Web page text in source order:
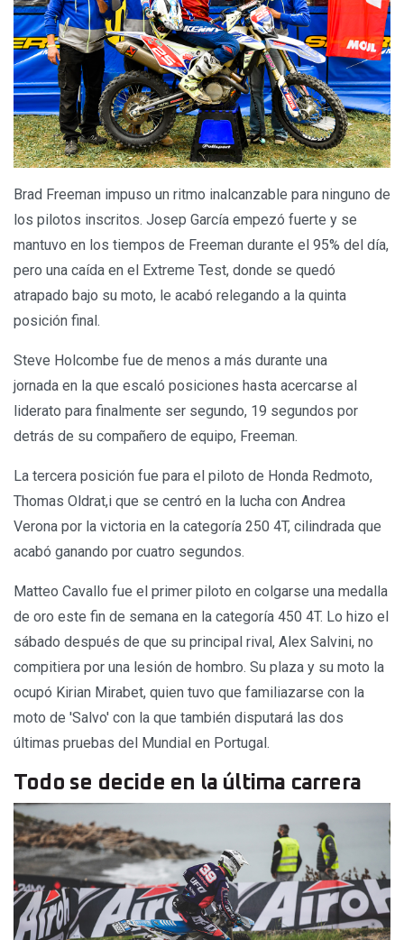
Brad Freeman impuso un ritmo inalcanzable para ninguno de
los pilotos inscritos. Josep García empezó fuerte y se
mantuvo en los tiempos de Freeman durante el 95% del día,
pero una caída en el Extreme Test, donde se quedó
atrapado bajo su moto, le acabó relegando a la quinta
posición final.
Steve Holcombe fue de menos a más durante una
jornada en la que escaló posiciones hasta acercarse al
liderato para finalmente ser segundo, 19 segundos por
detrás de su compañero de equipo, Freeman.
La tercera posición fue para el piloto de Honda Redmoto,
Thomas Oldrat,i que se centró en la lucha con Andrea
Verona por la victoria en la categoría 250 4T, cilindrada que
acabó ganando por cuatro segundos.
Matteo Cavallo fue el primer piloto en colgarse una medalla
de oro este fin de semana en la categoría 450 4T. Lo hizo el
sábado después de que su principal rival, Alex Salvini, no
compitiera por una lesión de hombro. Su plaza y su moto la
ocupó Kirian Mirabet, quien tuvo que familiazarse con la
moto de 'Salvo' con la que también disputará las dos
últimas pruebas del Mundial en Portugal.
Todo se decide en la última carrera